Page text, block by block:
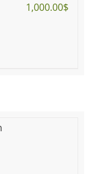
1,000.00$